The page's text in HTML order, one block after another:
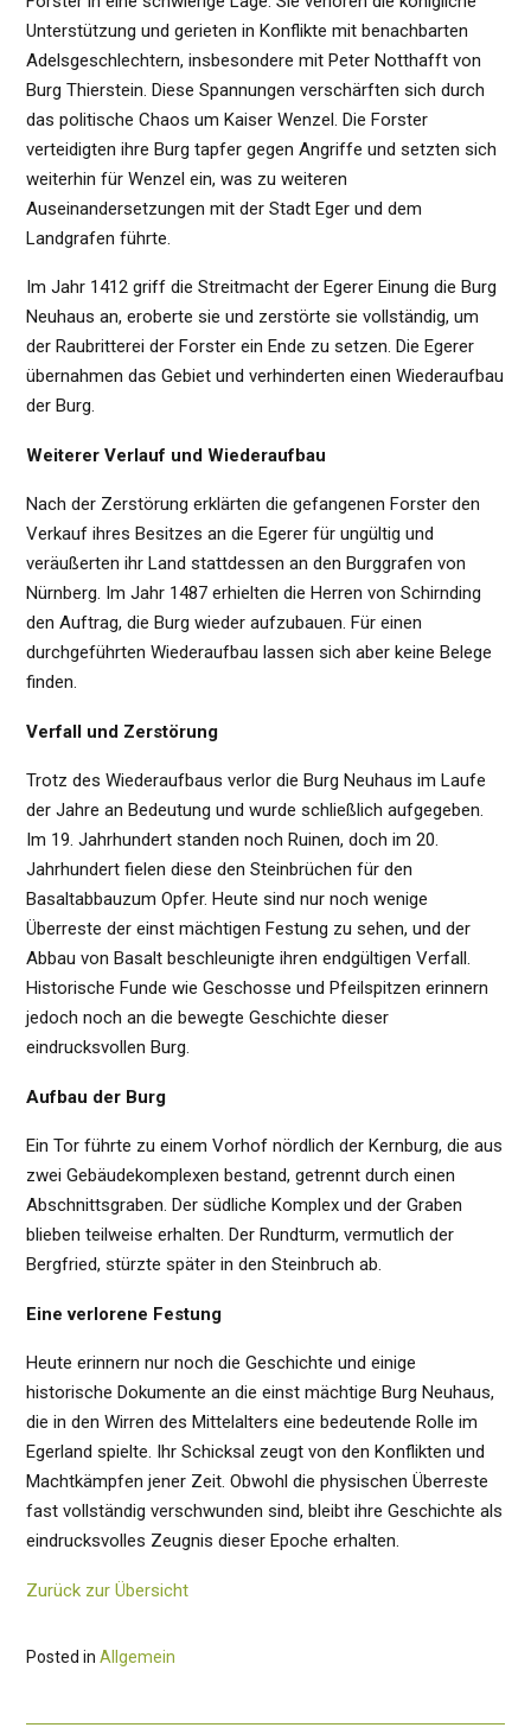
Unterstützung und gerieten in Konflikte mit benachbarten
Adelsgeschlechtern, insbesondere mit Peter Notthafft von
Burg Thierstein. Diese Spannungen verschärften sich durch
das politische Chaos um Kaiser Wenzel. Die Forster
verteidigten ihre Burg tapfer gegen Angriffe und setzten sich
weiterhin für Wenzel ein, was zu weiteren
Auseinandersetzungen mit der Stadt Eger und dem
Landgrafen führte.
Im Jahr 1412 griff die Streitmacht der Egerer Einung die Burg
Neuhaus an, eroberte sie und zerstörte sie vollständig, um
der Raubritterei der Forster ein Ende zu setzen. Die Egerer
übernahmen das Gebiet und verhinderten einen Wiederaufbau
der Burg.
Weiterer Verlauf und Wiederaufbau
Nach der Zerstörung erklärten die gefangenen Forster den
Verkauf ihres Besitzes an die Egerer für ungültig und
veräußerten ihr Land stattdessen an den Burggrafen von
Nürnberg. Im Jahr 1487 erhielten die Herren von Schirnding
den Auftrag, die Burg wieder aufzubauen. Für einen
durchgeführten Wiederaufbau lassen sich aber keine Belege
finden.
Verfall und Zerstörung
Trotz des Wiederaufbaus verlor die Burg Neuhaus im Laufe
der Jahre an Bedeutung und wurde schließlich aufgegeben.
Im 19. Jahrhundert standen noch Ruinen, doch im 20.
Jahrhundert fielen diese den Steinbrüchen für den
Basaltabbauzum Opfer. Heute sind nur noch wenige
Überreste der einst mächtigen Festung zu sehen, und der
Abbau von Basalt beschleunigte ihren endgültigen Verfall.
Historische Funde wie Geschosse und Pfeilspitzen erinnern
jedoch noch an die bewegte Geschichte dieser
eindrucksvollen Burg.
Aufbau der Burg
Ein Tor führte zu einem Vorhof nördlich der Kernburg, die aus
zwei Gebäudekomplexen bestand, getrennt durch einen
Abschnittsgraben. Der südliche Komplex und der Graben
blieben teilweise erhalten. Der Rundturm, vermutlich der
Bergfried, stürzte später in den Steinbruch ab.
Eine verlorene Festung
Heute erinnern nur noch die Geschichte und einige
historische Dokumente an die einst mächtige Burg Neuhaus,
die in den Wirren des Mittelalters eine bedeutende Rolle im
Egerland spielte. Ihr Schicksal zeugt von den Konflikten und
Machtkämpfen jener Zeit. Obwohl die physischen Überreste
fast vollständig verschwunden sind, bleibt ihre Geschichte als
eindrucksvolles Zeugnis dieser Epoche erhalten.
Zurück zur Übersicht
Posted in Allgemein